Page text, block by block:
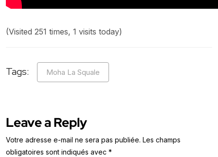
(Visited 251 times, 1 visits today)
Tags: Moha La Squale
Leave a Reply
Votre adresse e-mail ne sera pas publiée. Les champs
obligatoires sont indiqués avec *